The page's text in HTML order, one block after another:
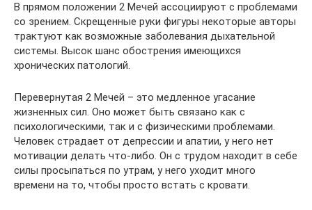
В прямом положении 2 Мечей ассоциируют с проблемами
со зрением. Скрещенные руки фигуры некоторые авторы
трактуют как возможные заболевания дыхательной
системы. Высок шанс обострения имеющихся
хронических патологий.
Перевернутая 2 Мечей – это медленное угасание
жизненных сил. Оно может быть связано как с
психологическими, так и с физическими проблемами.
Человек страдает от депрессии и апатии, у него нет
мотивации делать что-либо. Он с трудом находит в себе
силы просыпаться по утрам, у него уходит много
времени на то, чтобы просто встать с кровати.